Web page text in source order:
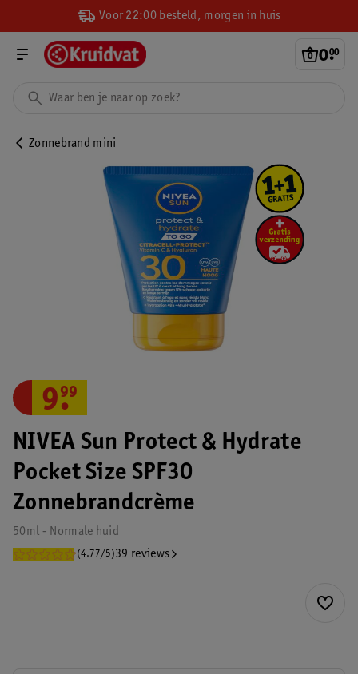
Voor 22:00 besteld, morgen in huis
0.
00
Zonnebrand mini
NIVEA Sun Protect & Hydrate
Pocket Size SPF30
Zonnebrandcrème
50ml - Normale huid
(4.77/5)39 reviews
9.
99